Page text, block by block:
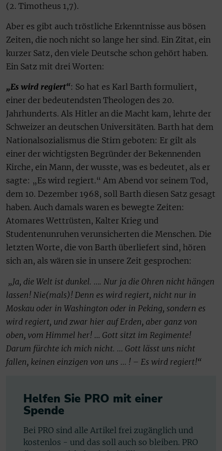
(2. Timotheus 1,7).
Aber es gibt auch tröstliche Erkenntnisse aus bösen
Zeiten, die noch nicht so lange her sind. Ein Zitat, ein
kurzer Satz, den viele Deutsche schon gehört haben.
Ein Satz mit drei Worten:
„Es wird regiert“: So hat es Karl Barth formuliert,
einer der bedeutendsten Theologen des 20.
Jahrhunderts. Als Hitler an die Macht kam, lehrte der
Schweizer an deutschen Universitäten. Barth hat dem
Nationalsozialismus die Stirn geboten: Er gilt als
einer der wichtigsten Begründer der Bekennenden
Kirche, ein Mann, der wusste, was es bedeutet, als er
sagte: „Es wird regiert.“ Am Abend vor seinem Tod,
dem 10. Dezember 1968, soll Barth diesen Satz gesagt
haben. Auch damals waren es bewegte Zeiten:
Atomares Wettrüsten, Kalter Krieg und
Studentenunruhen verunsicherten die Menschen. Die
letzten Worte, die von Barth überliefert sind, hören
sich an, als wären sie in unsere Zeit gesprochen:
„Ja, die Welt ist dunkel. …. Nur ja die Ohren nicht hängen
lassen! Nie(mals)! Denn es wird regiert, nicht nur in
Moskau oder in Washington oder in Peking, sondern es
wird regiert, und zwar hier auf Erden, aber ganz von
oben, vom Himmel her! … Gott sitzt im Regimente!
Darum fürchte ich mich nicht. … Gott lässt uns nicht
fallen, keinen einzigen von uns … ! – Es wird regiert!“
Helfen Sie PRO mit einer
Spende
Bei PRO sind alle Artikel frei zugänglich und
kostenlos - und das soll auch so bleiben. PRO